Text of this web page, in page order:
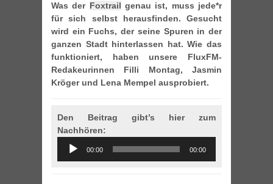
Was der Foxtrail genau ist, muss jede*r
für sich selbst herausfinden. Gesucht
wird ein Fuchs, der seine Spuren in der
ganzen Stadt hinterlassen hat. Wie das
funktioniert, haben unsere FluxFM-
Redakeurinnen Filli Montag, Jasmin
Kröger und Lena Mempel ausprobiert.
Den Beitrag gibt’s hier zum
Nachhören:
Audio
Player
00:00 00:00